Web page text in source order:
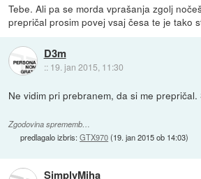
Tebe. Ali pa se morda vprašanja zgolj
prepričal prosim povej vsaj česa te je tako
D3m
:: 19. jan 2015, 11:30
Ne vidim pri prebranem, da si me
Zgodovina sprememb…
predlagalo izbris:GTX970(19. jan 2015 ob 14:03)
SimplyMiha